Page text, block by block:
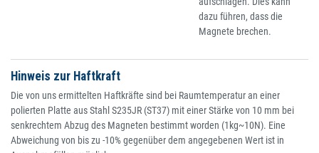
dazu führen, dass die
Magnete brechen.
Hinweis zur Haftkraft
Die von uns ermittelten Haftkräfte sind bei Raumtemperatur an einer
polierten Platte aus Stahl S235JR (ST37) mit einer Stärke von 10 mm bei
senkrechtem Abzug des Magneten bestimmt worden (1kg~10N). Eine
Abweichung von bis zu -10% gegenüber dem angegebenen Wert ist in